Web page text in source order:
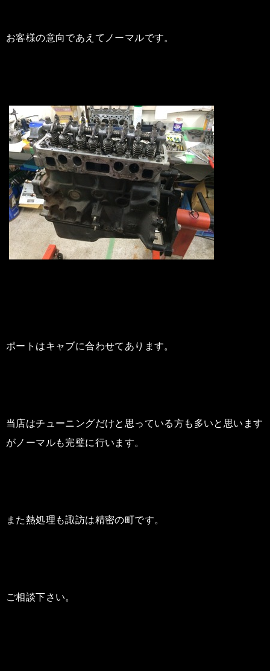
お客様の意向であえてノーマルです。
ポートはキャブに合わせてあります。
当店はチューニングだけと思っている方も多いと思います
がノーマルも完璧に行います。
また熱処理も諏訪は精密の町です。
ご相談下さい。